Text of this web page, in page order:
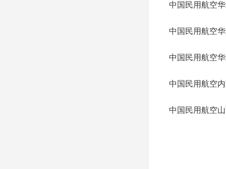
中国民用航空
中国民用航空
中国民用航空
中国民用航空
中国民用航空